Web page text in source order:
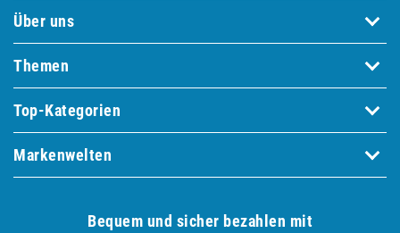
Über uns
Themen
Top-Kategorien
Markenwelten
Bequem und sicher bezahlen mit